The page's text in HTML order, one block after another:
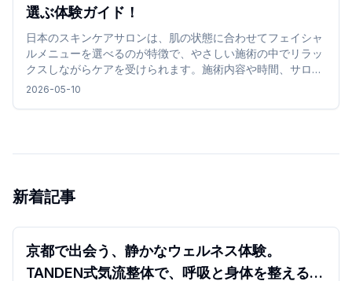
選ぶ体験ガイド！
日本のスキンケアサロンは、肌の状態に合わせてフェイシャ
ルメニューを選べるのが特徴で、やさしい施術の中でリラッ
クスしながらケアを受けられます。施術内容や時間、サロン
の雰囲気を確認して選ぶことで、旅行中でも無理なく取り入
2026-05-10
新着記事
京都で出会う、静かなウェルネス体験。
TANDEN式気流整体で、呼吸と身体を整える時